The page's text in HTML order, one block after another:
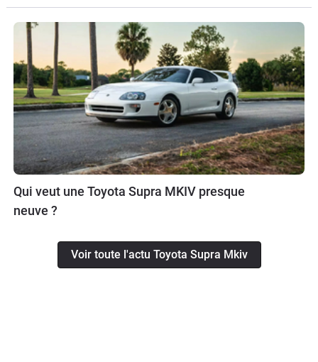
Qui veut une Toyota Supra MKIV presque
neuve ?
Voir toute l'actu Toyota Supra Mkiv